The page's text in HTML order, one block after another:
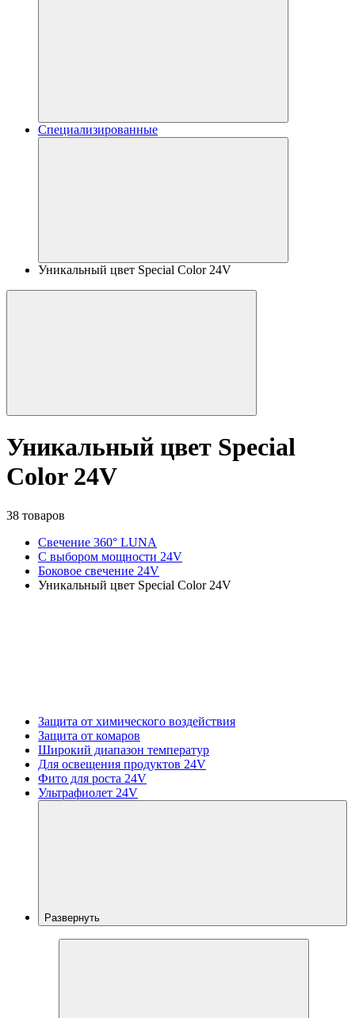
Специализированные
Уникальный цвет Special Color 24V
Уникальный цвет Special
Color 24V
38 товаров
Свечение 360° LUNA
С выбором мощности 24V
Боковое свечение 24V
Уникальный цвет Special Color 24V
Защита от химического воздействия
Защита от комаров
Широкий диапазон температур
Для освещения продуктов 24V
Фито для роста 24V
Ультрафиолет 24V
Развернуть